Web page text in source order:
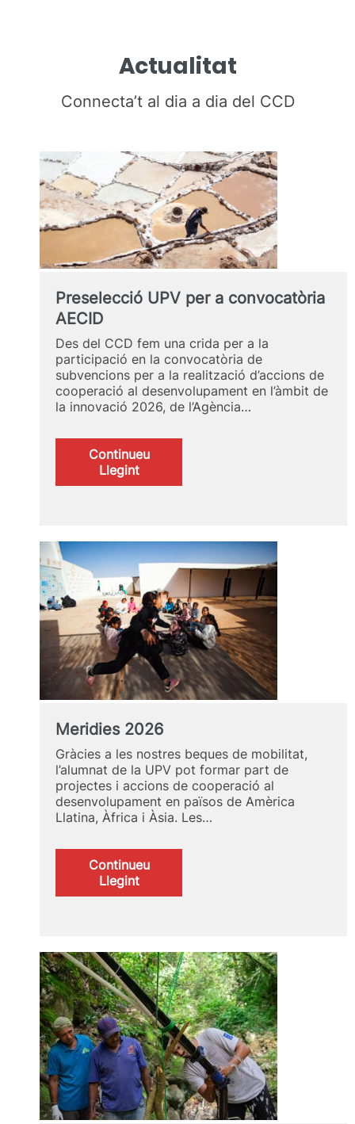
Actualitat
Connecta’t al dia a dia del CCD
Preselecció UPV per a convocatòria
AECID
Des del CCD fem una crida per a la
participació en la convocatòria de
subvencions per a la realització d’accions de
cooperació al desenvolupament en l’àmbit de
la innovació 2026, de l’Agència…
Continueu
Llegint:
Preselecció
convocatòria
AECID
Meridies 2026
Gràcies a les nostres beques de mobilitat,
l’alumnat de la UPV pot formar part de
projectes i accions de cooperació al
desenvolupament en països de Amèrica
Llatina, Àfrica i Àsia. Les…
Continueu
Llegint:
Meridies